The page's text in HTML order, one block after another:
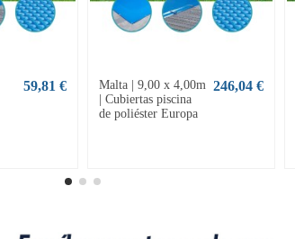
59,81 €
Malta | 9,00 x 4,00m
| Cubiertas piscina
de poliéster Europa
246,04 €